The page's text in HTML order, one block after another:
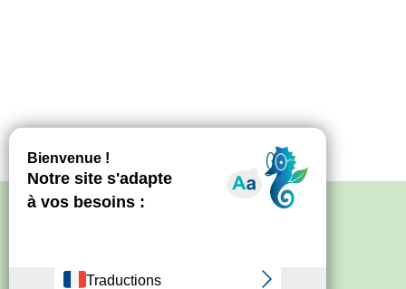
Politique de confidentialité
Mentions